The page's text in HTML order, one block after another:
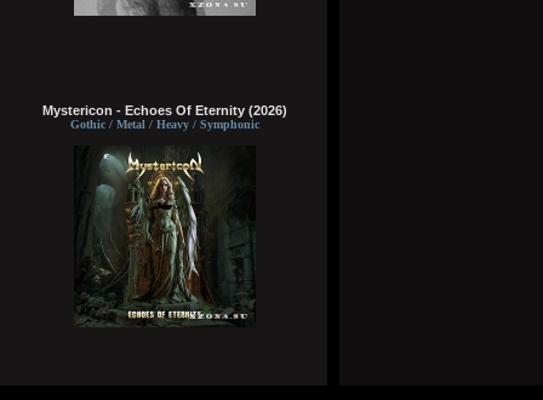
Mystericon - Echoes Of Eternity (2026)
Gothic / Metal / Heavy / Symphonic